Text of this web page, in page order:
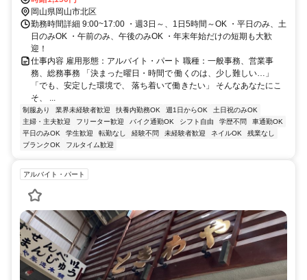
岡山県岡山市北区
勤務時間詳細 9:00~17:00 ・週3日～、1日5時間～OK ・平日のみ、土
日のみOK ・午前のみ、午後のみOK ・年末年始だけの短期も大歓
迎！
仕事内容 雇用形態：アルバイト・パート 職種：一般事務、営業事
務、総務事務 「決まった曜日・時間で 働くのは、少し難しい…」
「でも、安定した環境で、 落ち着いて働きたい」 そんなあなたにこ
そ、 ...
制服あり 業界未経験者歓迎 扶養内勤務OK 週1日からOK
土日祝のみOK
主婦・主夫歓迎
フリーター歓迎 バイク通勤OK シフト自由 学歴不問
車通勤OK
平日のみOK
学生歓迎 転勤なし 経験不問 未経験者歓迎 ネイルOK
残業なし
ブランクOK
フルタイム歓迎
アルバイト・パート